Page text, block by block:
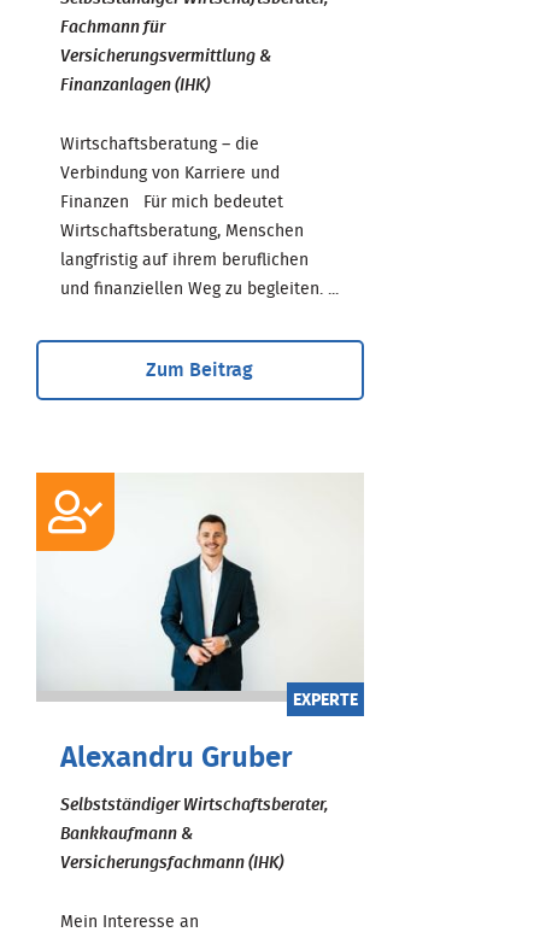
Fachmann für
Versicherungsvermittlung &
Finanzanlagen (IHK)
Wirtschaftsberatung – die
Verbindung von Karriere und
Finanzen Für mich bedeutet
Wirtschaftsberatung, Menschen
langfristig auf ihrem beruflichen
und finanziellen Weg zu begleiten. ...
Zum Beitrag
EXPERTE
Alexandru Gruber
Selbstständiger Wirtschaftsberater,
Bankkaufmann &
Versicherungsfachmann (IHK)
Mein Interesse an